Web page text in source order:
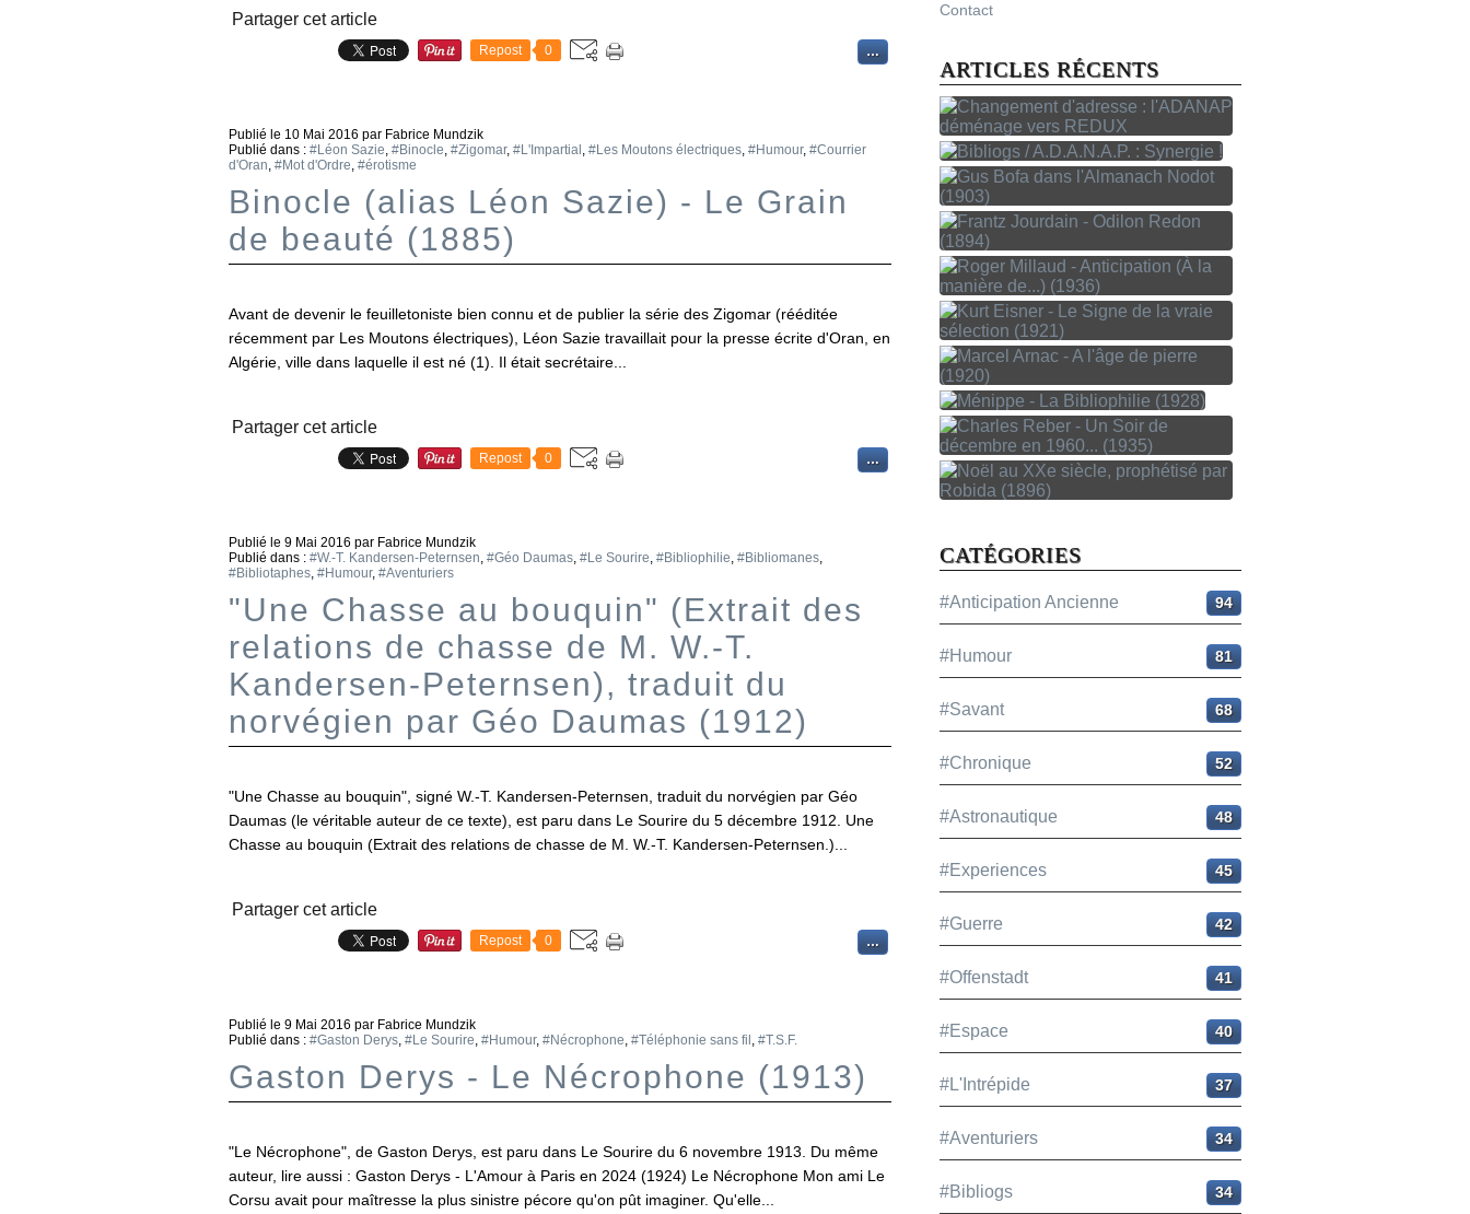
Partager cet article
Repost 0 …
Publié le 10 Mai 2016 par Fabrice Mundzik
Publié dans : #Léon Sazie, #Binocle, #Zigomar, #L'Impartial , #Les Moutons électriques, #Humour, #Courrier
d'Oran, #Mot d'Ordre, #érotisme
Binocle (alias Léon Sazie) - Le Grain
de beauté (1885)
Avant de devenir le feuilletoniste bien connu et de publier la série des Zigomar (rééditée
récemment par Les Moutons électriques), Léon Sazie travaillait pour la presse écrite d'Oran, en
Algérie, ville dans laquelle il est né (1). Il était secrétaire...
Partager cet article
Repost 0 …
Publié le 9 Mai 2016 par Fabrice Mundzik
Publié dans : #W.-T. Kandersen-Peternsen, #Géo Daumas, #Le Sourire, #Bibliophilie, #Bibliomanes,
#Bibliotaphes, #Humour, #Aventuriers
"Une Chasse au bouquin" (Extrait des
relations de chasse de M. W.-T.
Kandersen-Peternsen), traduit du
norvégien par Géo Daumas (1912)
"Une Chasse au bouquin", signé W.-T. Kandersen-Peternsen, traduit du norvégien par Géo
Daumas (le véritable auteur de ce texte), est paru dans Le Sourire du 5 décembre 1912. Une
Chasse au bouquin (Extrait des relations de chasse de M. W.-T. Kandersen-Peternsen.)...
Partager cet article
Repost 0 …
Publié le 9 Mai 2016 par Fabrice Mundzik
Publié dans : #Gaston Derys, #Le Sourire, #Humour, #Nécrophone, #Téléphonie sans fil , #T.S.F.
Gaston Derys - Le Nécrophone (1913)
"Le Nécrophone", de Gaston Derys, est paru dans Le Sourire du 6 novembre 1913. Du même
auteur, lire aussi : Gaston Derys - L'Amour à Paris en 2024 (1924) Le Nécrophone Mon ami Le
Corsu avait pour maîtresse la plus sinistre pécore qu'on pût imaginer. Qu'elle...
Contact
ARTICLES RÉCENTS
CATÉGORIES
#Anticipation Ancienne 94
#Humour 81
#Savant 68
#Chronique 52
#Astronautique 48
#Experiences 45
#Guerre 42
#Offenstadt 41
#Espace 40
#L'Intrépide 37
#Aventuriers 34
#Bibliogs 34